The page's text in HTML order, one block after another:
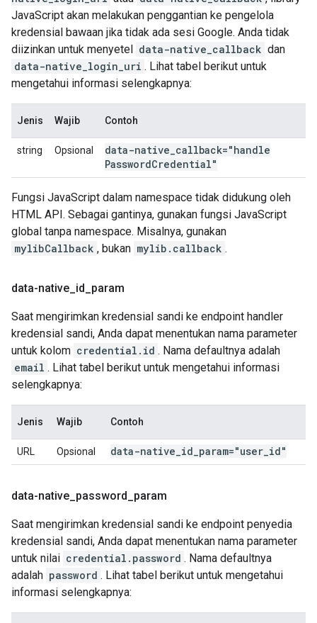
JavaScript akan melakukan penggantian ke pengelola
kredensial bawaan jika tidak ada sesi Google. Anda tidak
diizinkan untuk menyetel data-native_callback dan
data-native_login_uri . Lihat tabel berikut untuk
mengetahui informasi selengkapnya:
Jenis Wajib Contoh
string Opsional data-native callback="handle
PasswordCredential"
Fungsi JavaScript dalam namespace tidak didukung oleh
HTML API. Sebagai gantinya, gunakan fungsi JavaScript
global tanpa namespace. Misalnya, gunakan
mylibCallback , bukan mylib.callback .
data-native id param
Saat mengirimkan kredensial sandi ke endpoint handler
kredensial sandi, Anda dapat menentukan nama parameter
untuk kolom credential.id . Nama defaultnya adalah
email . Lihat tabel berikut untuk mengetahui informasi
selengkapnya:
Jenis Wajib Contoh
URL Opsional data-native id param="user id"
data-native password param
Saat mengirimkan kredensial sandi ke endpoint penyedia
kredensial sandi, Anda dapat menentukan nama parameter
untuk nilai credential.password . Nama defaultnya
adalah password . Lihat tabel berikut untuk mengetahui
informasi selengkapnya: